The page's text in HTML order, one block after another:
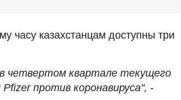
часу казахстанцам доступны три
четвертом квартале текущего
против коронавируса", -